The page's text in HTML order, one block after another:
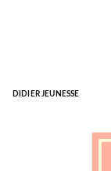
DIDIER JEUNESSE